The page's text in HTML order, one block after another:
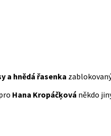
a hnědá řasenka
Hana Kropáčķová někdo